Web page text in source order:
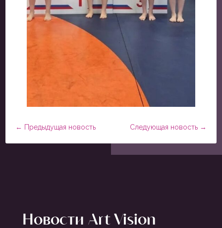
← Предыдущая новость Следующая новость→
Новости Art Vision